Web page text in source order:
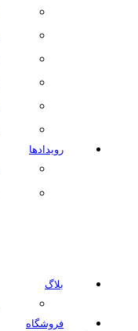
رویدادها
بلاگ
فروشگاه